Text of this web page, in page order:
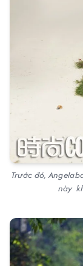
Trước đó,
này